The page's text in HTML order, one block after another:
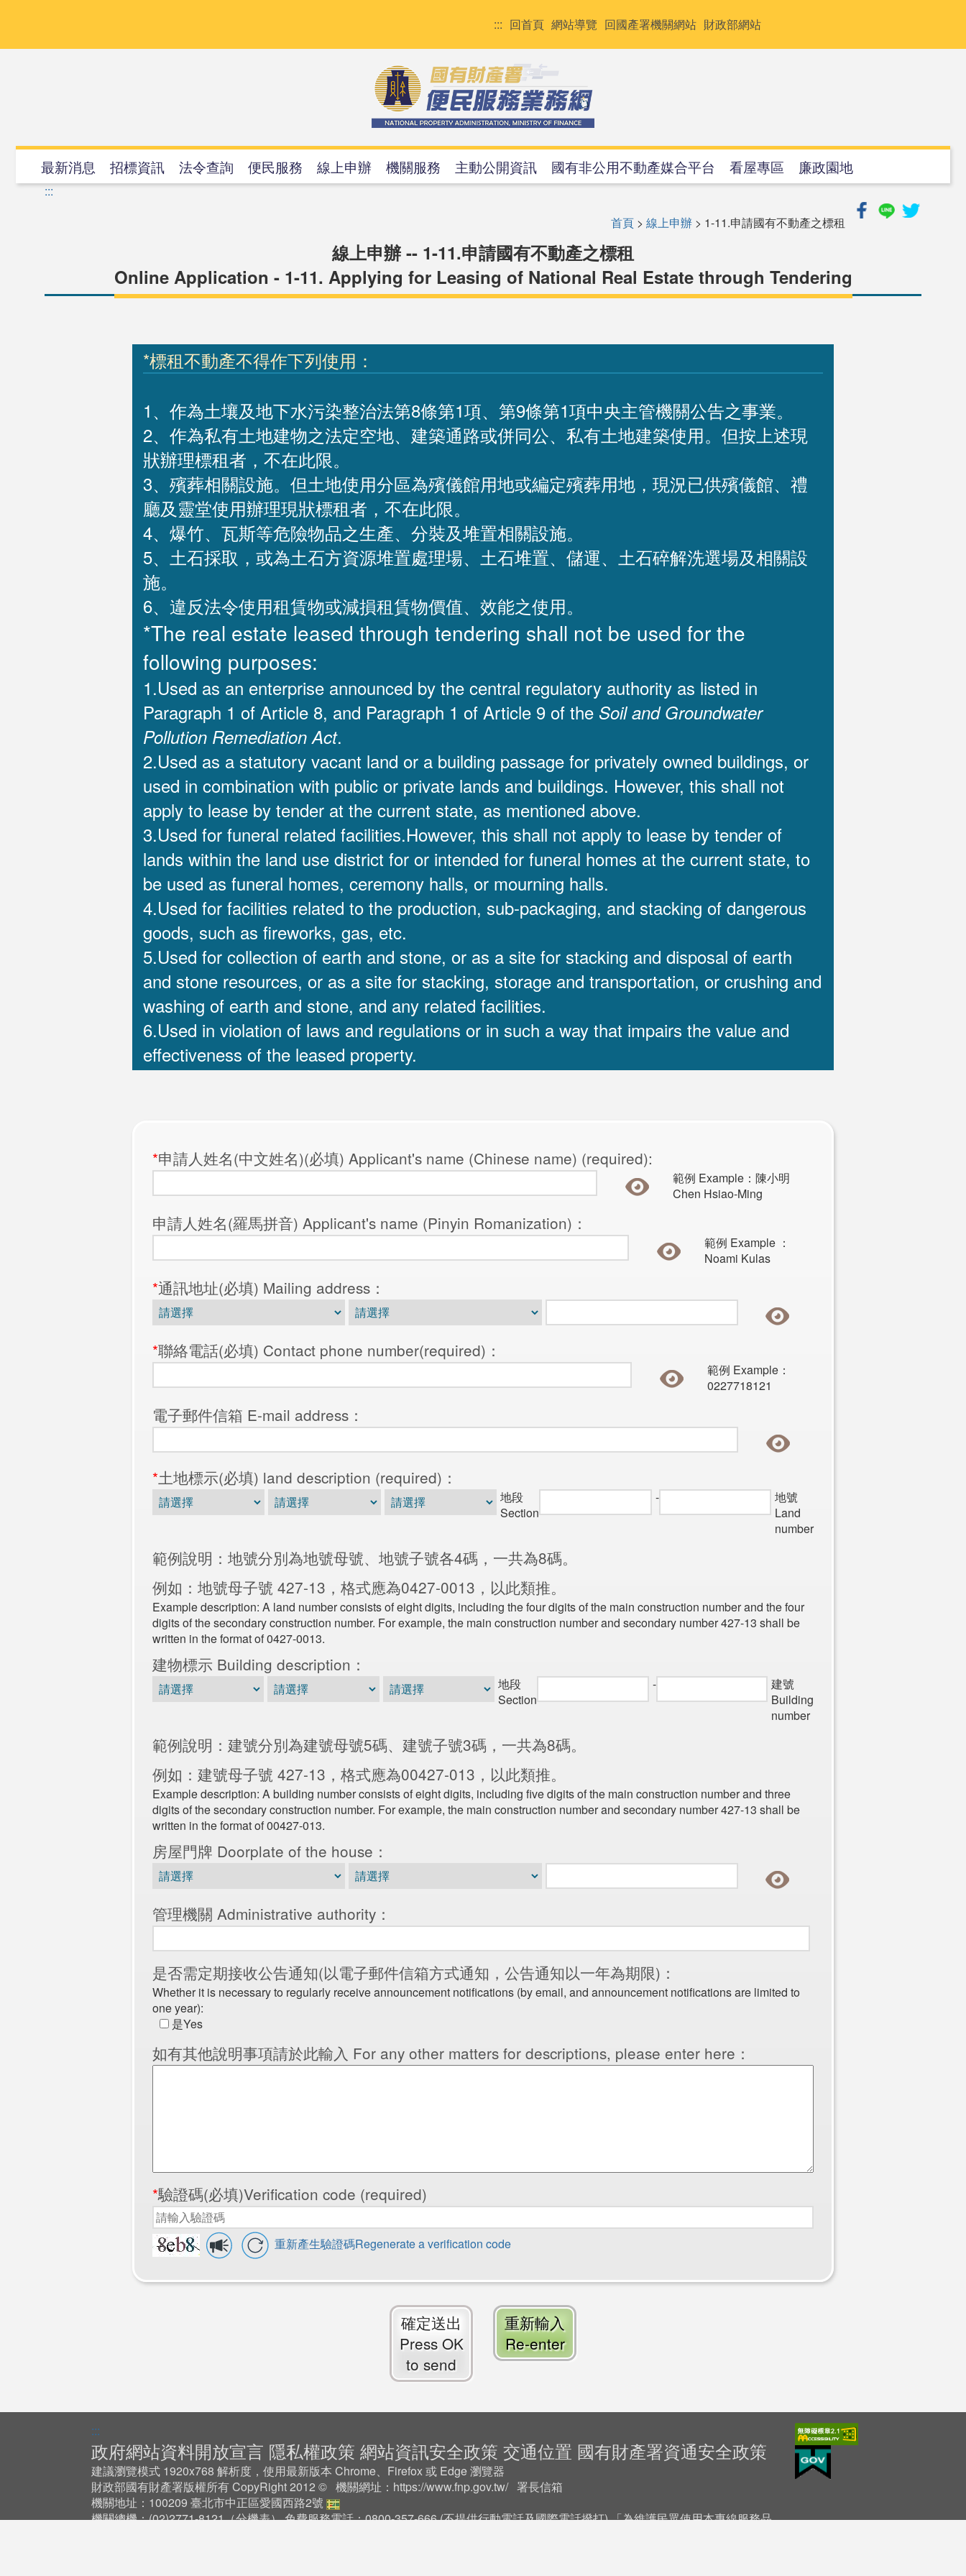
要
::: 回首頁 網站導覽 回國產署機關網站 財政部網站
最新消息 招標資訊 法令查詢 便民服務 線上申辦 機關服務 主動公開資訊 國有非公用不動產媒合平台 看屋專區 廉政園地
:::
首頁 > 線上申辦 > 1-11.申請國有不動產之標租
線上申辦 -- 1-11.申請國有不動產之標租
Online Application - 1-11. Applying for Leasing of National Real Estate through Tendering
*標租不動產不得作下列使用：
1、作為土壤及地下水污染整治法第8條第1項、第9條第1項中央主管機關公告之事業。
2、作為私有土地建物之法定空地、建築通路或併同公、私有土地建築使用。但按上述現
狀辦理標租者，不在此限。
3、殯葬相關設施。但土地使用分區為殯儀館用地或編定殯葬用地，現況已供殯儀館、禮
廳及靈堂使用辦理現狀標租者，不在此限。
4、爆竹、瓦斯等危險物品之生產、分裝及堆置相關設施。
5、土石採取，或為土石方資源堆置處理場、土石堆置、儲運、土石碎解洗選場及相關設
施。
6、違反法令使用租賃物或減損租賃物價值、效能之使用。
*The real estate leased through tendering shall not be used for the
following purposes:
1.Used as an enterprise announced by the central regulatory authority as listed in
Paragraph 1 of Article 8, and Paragraph 1 of Article 9 of the Soil and Groundwater
Pollution Remediation Act.
2.Used as a statutory vacant land or a building passage for privately owned buildings, or
used in combination with public or private lands and buildings. However, this shall not
apply to lease by tender at the current state, as mentioned above.
3.Used for funeral related facilities.However, this shall not apply to lease by tender of
lands within the land use district for or intended for funeral homes at the current state, to
be used as funeral homes, ceremony halls, or mourning halls.
4.Used for facilities related to the production, sub-packaging, and stacking of dangerous
goods, such as fireworks, gas, etc.
5.Used for collection of earth and stone, or as a site for stacking and disposal of earth
and stone resources, or as a site for stacking, storage and transportation, or crushing and
washing of earth and stone, and any related facilities.
6.Used in violation of laws and regulations or in such a way that impairs the value and
effectiveness of the leased property.
*申請人姓名(中文姓名)(必填) Applicant's name (Chinese name) (required):
範例 Example：陳小明
Chen Hsiao-Ming
申請人姓名(羅馬拼音) Applicant's name (Pinyin Romanization)：
範例 Example ：
Noami Kulas
*通訊地址(必填) Mailing address：
*聯絡電話(必填) Contact phone number(required)：
範例 Example：
0227718121
電子郵件信箱 E-mail address：
*土地標示(必填) land description (required)：
地段
Section
-
地號
Land
number
範例說明：地號分別為地號母號、地號子號各4碼，一共為8碼。
例如：地號母子號 427-13，格式應為0427-0013，以此類推。
Example description: A land number consists of eight digits, including the four digits of the main construction number and the four
digits of the secondary construction number. For example, the main construction number and secondary number 427-13 shall be
written in the format of 0427-0013.
建物標示 Building description：
地段
Section
-
建號
Building
number
範例說明：建號分別為建號母號5碼、建號子號3碼，一共為8碼。
例如：建號母子號 427-13，格式應為00427-013，以此類推。
Example description: A building number consists of eight digits, including five digits of the main construction number and three
digits of the secondary construction number. For example, the main construction number and secondary number 427-13 shall be
written in the format of 00427-013.
房屋門牌 Doorplate of the house：
管理機關 Administrative authority：
是否需定期接收公告通知(以電子郵件信箱方式通知，公告通知以一年為期限)：
Whether it is necessary to regularly receive announcement notifications (by email, and announcement notifications are limited to
one year):
是Yes
如有其他說明事項請於此輸入 For any other matters for descriptions, please enter here：
*驗證碼(必填)Verification code (required)
重新產生驗證碼Regenerate a verification code
確定送出
Press OK
to send
重新輸入
Re-enter
:::
政府網站資料開放宣言 隱私權政策 網站資訊安全政策 交通位置 國有財產署資通安全政策
建議瀏覽模式 1920x768 解析度，使用最新版本 Chrome、Firefox 或 Edge 瀏覽器
財政部國有財產署版權所有 CopyRight 2012 © 機關網址： https://www.fnp.gov.tw/ 署長信箱
機關地址：100209 臺北市中正區愛國西路2號
機關總機：(02)2771-8121（分機表） 免費服務電話：0800-357-666 (不提供行動電話及國際電話撥打) 「為維護民眾使用本專線服務品